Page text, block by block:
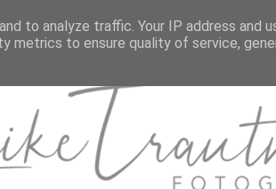
to analyze traffic. Your IP address and
metrics to ensure quality of service,